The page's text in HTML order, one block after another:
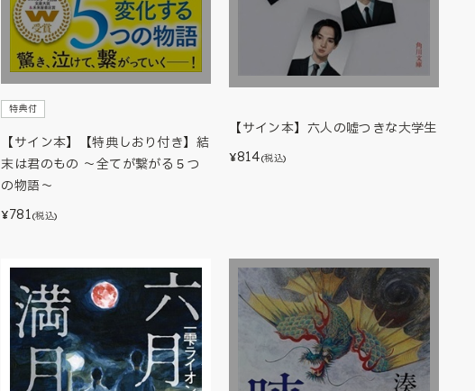
特典付
【サイン本】【特典しおり付き】結
末は君のもの ～全てが繋がる５つ
の物語～
¥781(税込)
【サイン本】六人の嘘つきな大学生
¥814(税込)